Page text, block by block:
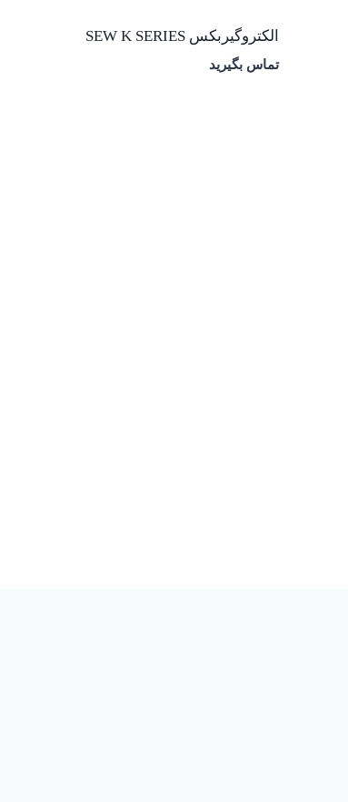
الکتروگیربکس SEW K SERIES
تماس بگیرید